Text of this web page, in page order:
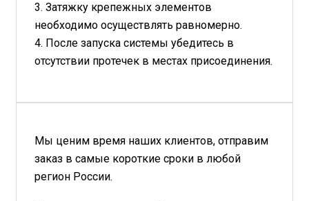
3. Затяжку крепежных элементов
необходимо осуществлять равномерно.
4. После запуска системы убедитесь в
отсутствии протечек в местах присоединения.
Мы ценим время наших клиентов, отправим
заказ в самые короткие сроки в любой
регион России.